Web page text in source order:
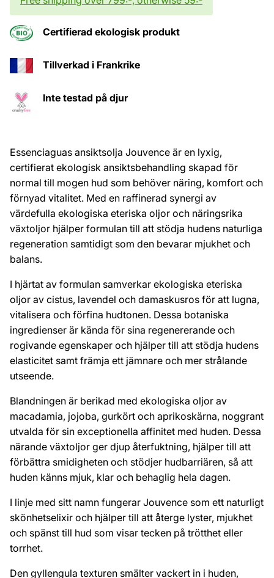
Certifierad ekologisk produkt
Tillverkad i Frankrike
Inte testad på djur
Essenciaguas ansiktsolja Jouvence är en lyxig,
certifierat ekologisk ansiktsbehandling skapad för
normal till mogen hud som behöver näring, komfort och
förnyad vitalitet. Med en raffinerad synergi av
värdefulla ekologiska eteriska oljor och näringsrika
växtoljor hjälper formulan till att stödja hudens naturliga
regeneration samtidigt som den bevarar mjukhet och
balans.
I hjärtat av formulan samverkar ekologiska eteriska
oljor av cistus, lavendel och damaskusros för att lugna,
vitalisera och förfina hudtonen. Dessa botaniska
ingredienser är kända för sina regenererande och
rogivande egenskaper och hjälper till att stödja hudens
elasticitet samt främja ett jämnare och mer strålande
utseende.
Blandningen är berikad med ekologiska oljor av
macadamia, jojoba, gurkört och aprikoskärna, noggrant
utvalda för sin exceptionella affinitet med huden. Dessa
närande växtoljor ger djup återfuktning, hjälper till att
förbättra smidigheten och stödjer hudbarriären, så att
huden känns mjuk, klar och behaglig hela dagen.
I linje med sitt namn fungerar Jouvence som ett naturligt
skönhetselixir och hjälper till att återge lyster, mjukhet
och spänst till hud som visar tecken på trötthet eller
torrhet.
Den gyllengula texturen smälter vackert in i huden,